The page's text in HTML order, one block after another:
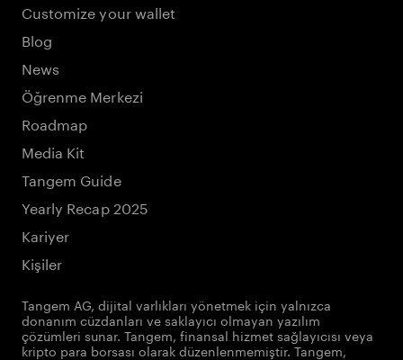
Customize your wallet
Blog
News
Öğrenme Merkezi
Roadmap
Media Kit
Tangem Guide
Yearly Recap 2025
Kariyer
Kişiler
Tangem AG, dijital varlıkları yönetmek için yalnızca
donanım cüzdanları ve saklayıcı olmayan yazılım
çözümleri sunar. Tangem, finansal hizmet sağlayıcısı veya
kripto para borsası olarak düzenlenmemiştir. Tangem,